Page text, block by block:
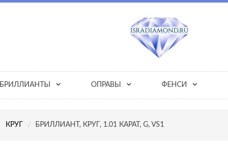
БРИЛЛИАНТЫ ОПРАВЫ ФЕНСИ
КРУГ БРИЛЛИАНТ, КРУГ, 1.01 КАРАТ, G, VS1